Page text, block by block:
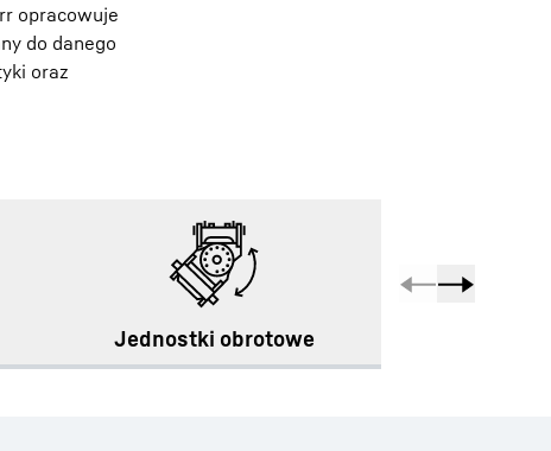
opracowuje
do danego
oraz
Jednostki obrotowe